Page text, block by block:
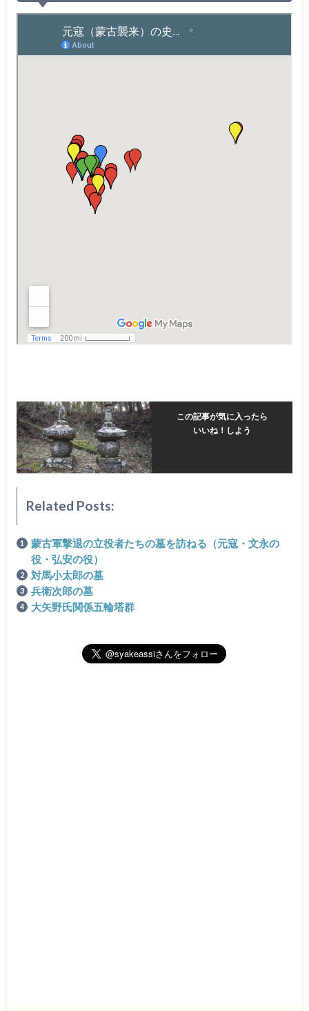
この記事が気に入ったら
いいね！しよう
Related Posts:
蒙古軍撃退の立役者たちの墓を訪ねる（元寇・文永の
役・弘安の役）
対馬小太郎の墓
兵衛次郎の墓
大矢野氏関係五輪塔群